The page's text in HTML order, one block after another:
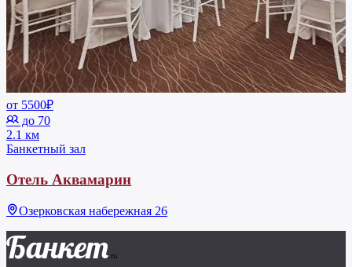
от 5500₽
до 70
2.1 км
Банкетный зал
Отель Аквамарин
Озерковская набережная 26
Банкет .ru